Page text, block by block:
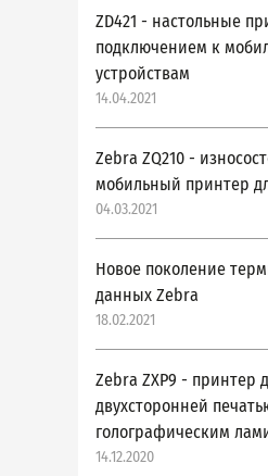
ZD421 - настольные
подключением к
устройствам
14.04.2021
Zebra ZQ210 -
мобильный принтер
04.03.2021
Новое поколение
данных Zebra
18.02.2021
Zebra ZXP9 - принтер
двухсторонней
голографическим
14.12.2020